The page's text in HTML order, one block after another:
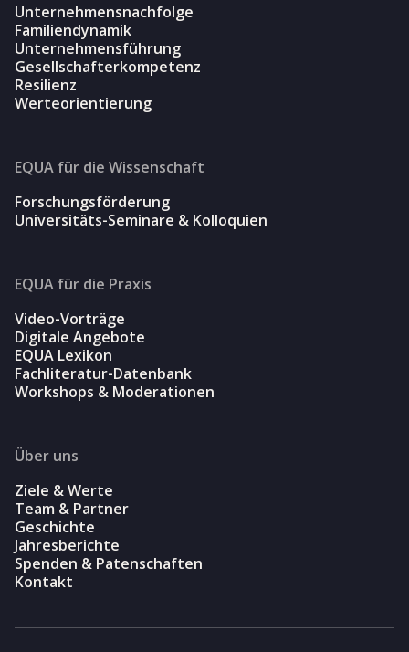
Unternehmensnachfolge
Familiendynamik
Unternehmensführung
Gesellschafterkompetenz
Resilienz
Werteorientierung
EQUA für die Wissenschaft
Forschungsförderung
Universitäts-Seminare & Kolloquien
EQUA für die Praxis
Video-Vorträge
Digitale Angebote
EQUA Lexikon
Fachliteratur-Datenbank
Workshops & Moderationen
Über uns
Ziele & Werte
Team & Partner
Geschichte
Jahresberichte
Spenden & Patenschaften
Kontakt